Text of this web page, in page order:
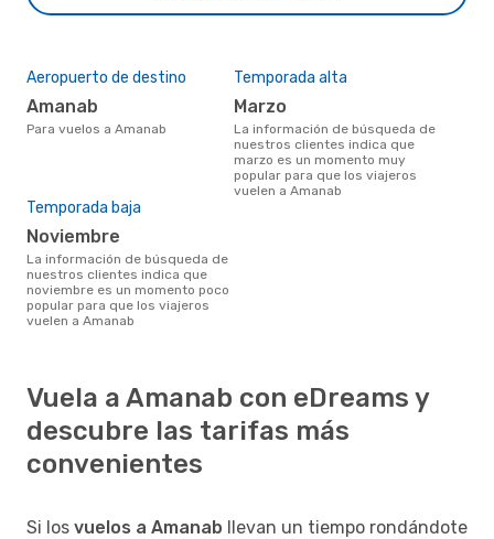
Aeropuerto de destino
Amanab
Para vuelos a Amanab
Temporada alta
marzo
La información de búsqueda de
nuestros clientes indica que
marzo es un momento muy
popular para que los viajeros
vuelen a Amanab
Temporada baja
noviembre
La información de búsqueda de
nuestros clientes indica que
noviembre es un momento poco
popular para que los viajeros
vuelen a Amanab
Vuela a Amanab con eDreams y
descubre las tarifas más
convenientes
Si los vuelos a Amanab llevan un tiempo rondándote